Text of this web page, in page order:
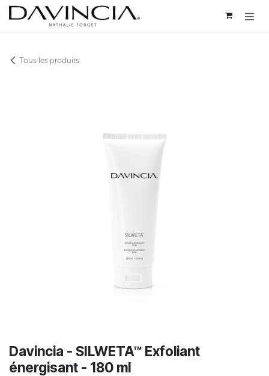
Se rendre au contenu
Tous les produits
Davincia - SILWETA™ Exfoliant
énergisant - 180 ml